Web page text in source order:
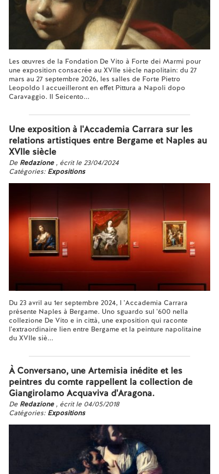
Les œuvres de la Fondation De Vito à Forte dei Marmi pour
une exposition consacrée au XVIIe siècle napolitain: du 27
mars au 27 septembre 2026, les salles de Forte Pietro
Leopoldo I accueilleront en effet Pittura a Napoli dopo
Caravaggio. Il Seicento...
Une exposition à l'Accademia Carrara sur les
relations artistiques entre Bergame et Naples au
XVIIe siècle
De Redazione , écrit le 23/04/2024
Catégories: Expositions
Du 23 avril au 1er septembre 2024, l 'Accademia Carrara
présente Naples à Bergame. Uno sguardo sul '600 nella
collezione De Vito e in città, une exposition qui raconte
l'extraordinaire lien entre Bergame et la peinture napolitaine
du XVIIe siè...
À Conversano, une Artemisia inédite et les
peintres du comte rappellent la collection de
Giangirolamo Acquaviva d'Aragona.
De Redazione , écrit le 04/05/2018
Catégories: Expositions